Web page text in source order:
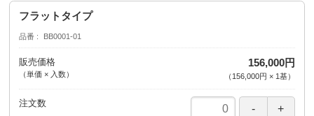
フラットタイプ
品番 BB0001-01
販売価格
（単価 × 入数）
156,000円
（ 156,000円 × 1基）
注文数